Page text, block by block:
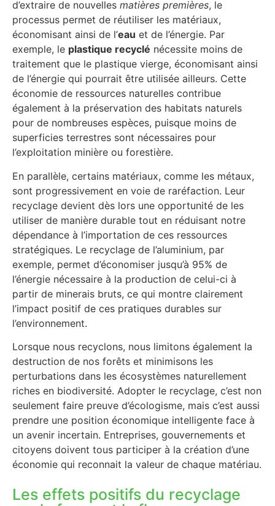
d’extraire de nouvelles matières premières, le
processus permet de réutiliser les matériaux,
économisant ainsi de l’eau et de l’énergie. Par
exemple, le plastique recyclé nécessite moins de
traitement que le plastique vierge, économisant ainsi
de l’énergie qui pourrait être utilisée ailleurs. Cette
économie de ressources naturelles contribue
également à la préservation des habitats naturels
pour de nombreuses espèces, puisque moins de
superficies terrestres sont nécessaires pour
l’exploitation minière ou forestière.
En parallèle, certains matériaux, comme les métaux,
sont progressivement en voie de raréfaction. Leur
recyclage devient dès lors une opportunité de les
utiliser de manière durable tout en réduisant notre
dépendance à l’importation de ces ressources
stratégiques. Le recyclage de l’aluminium, par
exemple, permet d’économiser jusqu’à 95% de
l’énergie nécessaire à la production de celui-ci à
partir de minerais bruts, ce qui montre clairement
l’impact positif de ces pratiques durables sur
l’environnement.
Lorsque nous recyclons, nous limitons également la
destruction de nos forêts et minimisons les
perturbations dans les écosystèmes naturellement
riches en biodiversité. Adopter le recyclage, c’est non
seulement faire preuve d’écologisme, mais c’est aussi
prendre une position économique intelligente face à
un avenir incertain. Entreprises, gouvernements et
citoyens doivent tous participer à la création d’une
économie qui reconnait la valeur de chaque matériau.
Les effets positifs du recyclage